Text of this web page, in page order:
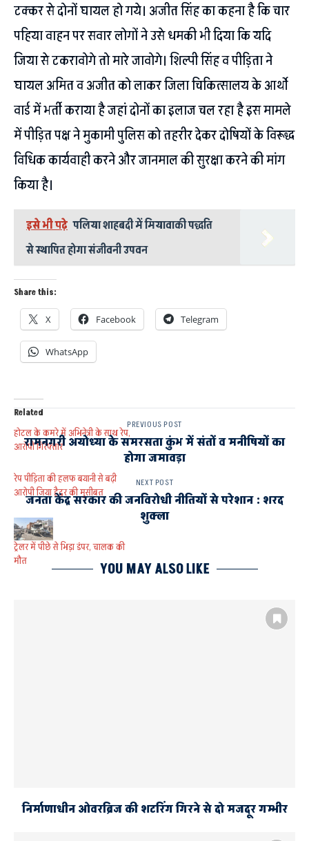
टक्कर से दोनों घायल हो गये। अजीत सिंह का कहना है कि चार
पहिया वाहन पर सवार लोगों ने उसे धमकी भी दिया कि यदि
जिया से टकरावोगे तो मारे जावोगे। शिल्पी सिंह व पीड़िता ने
घायल अमित व अजीत को लाकर जिला चिकित्सालय के आर्थो
वार्ड में भर्ती कराया है जहां दोनों का इलाज चल रहा है इस मामले
में पीड़ित पक्ष ने मुकामी पुलिस को तहरीर देकर दोषियों के विरूद्ध
विधिक कार्यवाही करने और जानमाल की सुरक्षा करने की मांग
किया है।
इसे भी पढ़े पलिया शाहबदी में मियावाकी पद्धति
से स्थापित होगा संजीवनी उपवन
Share this:
X Facebook Telegram
WhatsApp
Related
होटल के कमरे में अभिनेत्री के साथ रेप,
आरोपी गिरफ्तार
रेप पीड़िता की हलफ बयानी से बढ़ी
आरोपी जिया हैदर की मुसीबत
ट्रेलर में पीछे से भिड़ा डंपर, चालक की
मौत
PREVIOUS POST
रामनगरी अयोध्या के समरसता कुंभ में संतों व मनीषियों का
होगा जमावड़ा
NEXT POST
जनता केंद्र सरकार की जनविरोधी नीतियों से परेशान : शरद
शुक्ला
YOU MAY ALSO LIKE
निर्माणाधीन ओवरब्रिज की शटरिंग गिरने से दो मजदूर गम्भीर